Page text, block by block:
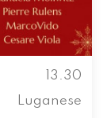
13.30
Luganese